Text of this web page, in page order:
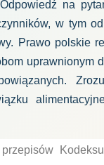
na
w tym
Prawo polskie
uprawnionym